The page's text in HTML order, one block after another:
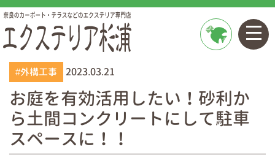
#外構工事 2023.03.21
お庭を有効活用したい！砂利か
ら土間コンクリートにして駐車
スペースに！！